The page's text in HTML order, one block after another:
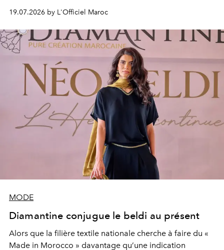
programmation pensée comme une succession de
rendez-vous avec l’océan.
19.07.2026 by L'Officiel Maroc
MODE
Diamantine conjugue le beldi au présent
Alors que la filière textile nationale cherche à faire du «
Made in Morocco » davantage qu’une indication